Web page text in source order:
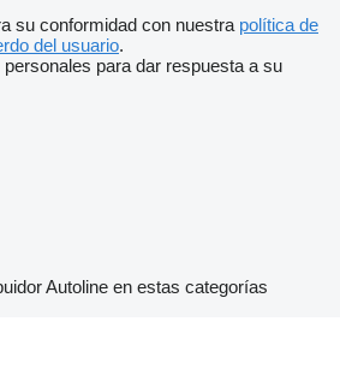
su conformidad con nuestra política de
del usuario.
para dar respuesta a su
Autoline en estas categorías